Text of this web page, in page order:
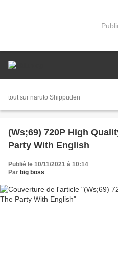
tout sur naruto Shippuden
(Ws;69) 720P High
Party With English
Publié le 10/11/2021 à 10:14
Par big boss